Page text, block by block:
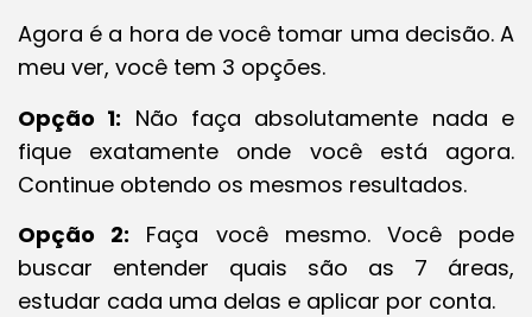
Agora é a hora de você tomar uma decisão. A
meu ver, você tem 3 opções.
Opção 1: Não faça absolutamente nada e
fique exatamente onde você está agora.
Continue obtendo os mesmos resultados.
Opção 2: Faça você mesmo. Você pode
buscar entender quais são as 7 áreas,
estudar cada uma delas e aplicar por conta.